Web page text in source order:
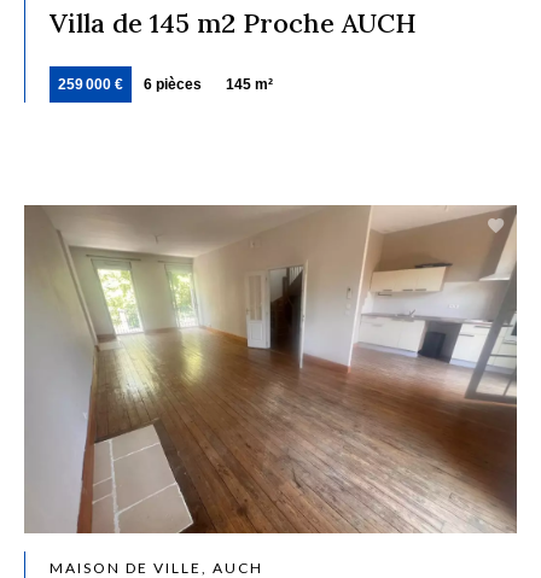
Villa de 145 m2 Proche AUCH
259 000 € 6 pièces 145 m²
MAISON DE VILLE, AUCH